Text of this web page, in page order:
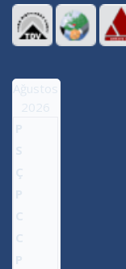
Ağustos
2026
P
S
Ç
P
C
C
P